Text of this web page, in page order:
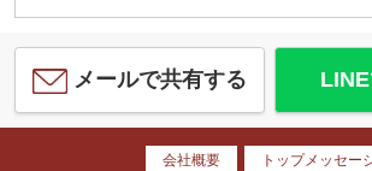
メールで共有する
会社概要 トップメッセー